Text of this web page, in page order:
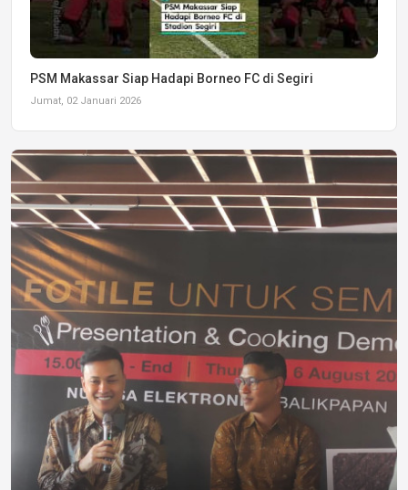
PSM Makassar Siap Hadapi Borneo FC di Segiri
Jumat, 02 Januari 2026